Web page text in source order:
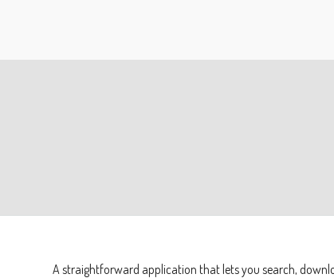
A straightforward application that lets you search,